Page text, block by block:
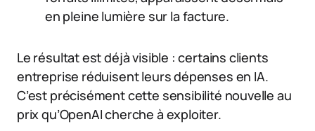
en pleine lumière sur la facture.
Le résultat est déjà visible : certains clients
entreprise réduisent leurs dépenses en IA.
C’est précisément cette sensibilité nouvelle au
prix qu’OpenAI cherche à exploiter.